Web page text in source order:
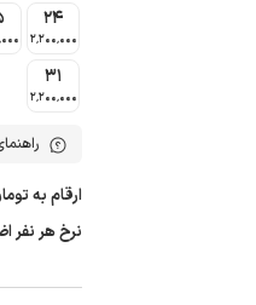
24
2٬200٬000
31
2٬200٬000
ارقام به
نرخ هر نفر